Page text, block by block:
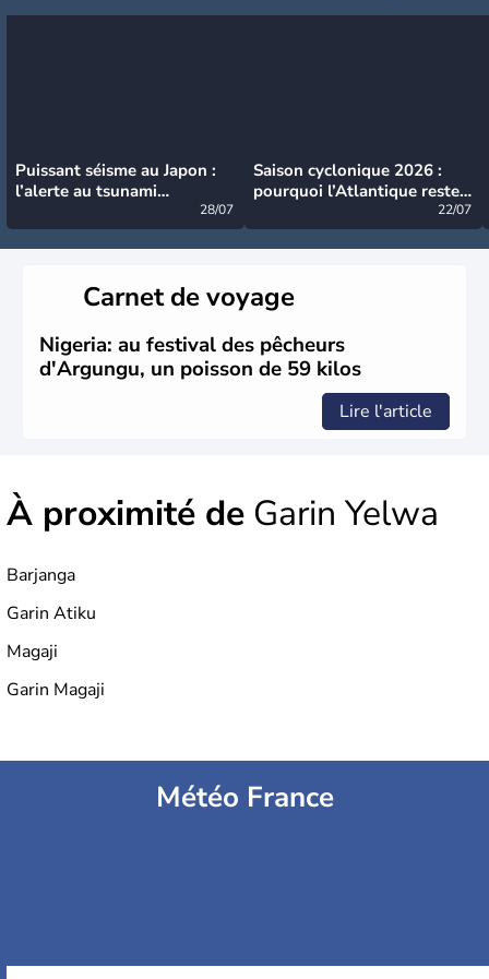
Puissant séisme au Japon :
l’alerte au tsunami
28/07
Saison cyclonique 2026 :
pourquoi l’Atlantique reste
22/07
Carnet de voyage
Nigeria: au festival des pêcheurs
d'Argungu, un poisson de 59 kilos
Lire l'article
À proximité de Garin Yelwa
Barjanga
Garin Atiku
Magaji
Garin Magaji
Météo France